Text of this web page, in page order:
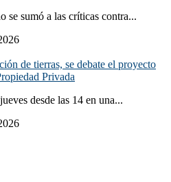
se sumó a las críticas contra...
de tierras, se debate el proyecto
Privada
desde las 14 en una...